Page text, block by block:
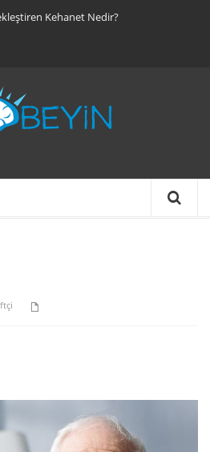
Kehanet Nedir?